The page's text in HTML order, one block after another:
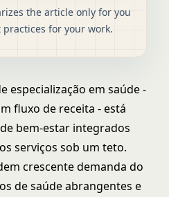
the article only for you
for your work.
especialização em saúde -
fluxo de receita - está
bem-estar integrados
serviços sob um teto.
crescente demanda do
de saúde abrangentes e